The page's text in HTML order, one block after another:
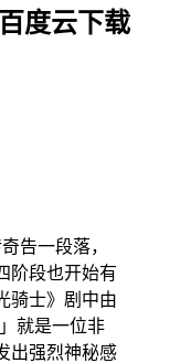
度云下载
告一段落，
阶段也开始有
骑士》剧中由
就是一位非
出强烈神秘感